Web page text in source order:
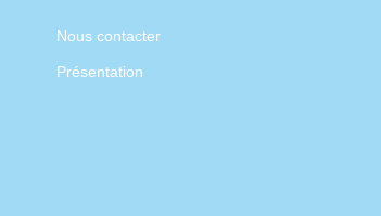
Nous contacter
Présentation